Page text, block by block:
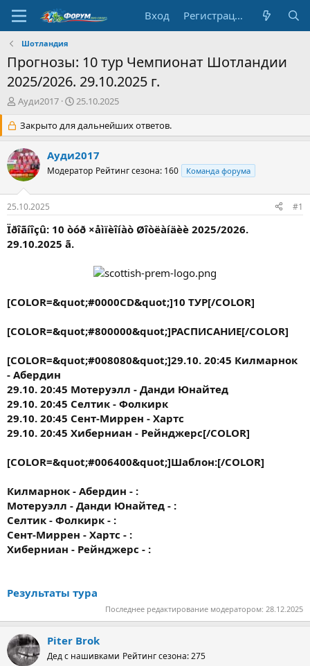
Вход Регистрация
Шотландия
Прогнозы: 10 тур Чемпионат Шотландии
2025/2026. 29.10.2025 г.
А
т
о
р
т
е
м
Ауди2017
Д
т
а
н
а
ч
а
25.10.2025
Закрыто для дальнейших ответов.
Ауди2017
Модератор Рейтинг сезона: 160 Команда форума
25.10.2025 #1
Ïðîãíîçû: 10 òóð ×åìïèîíàò Øîòëàíäèè 2025/2026.
29.10.2025 ã.
[COLOR=&quot;#0000CD&quot;]10 ТУР[/COLOR]
[COLOR=&quot;#800000&quot;]РАСПИСАНИЕ[/COLOR]
[COLOR=&quot;#008080&quot;]29.10. 20:45 Килмарнок
- Абердин
29.10. 20:45 Мотеруэлл - Данди Юнайтед
29.10. 20:45 Селтик - Фолкирк
29.10. 20:45 Сент-Миррен - Хартс
29.10. 20:45 Хиберниан - Рейнджерс[/COLOR]
[COLOR=&quot;#006400&quot;]Шаблон:[/COLOR]
Килмарнок - Абердин - :
Мотеруэлл - Данди Юнайтед - :
Селтик - Фолкирк - :
Сент-Миррен - Хартс - :
Хиберниан - Рейнджерс - :
Результаты тура
Последнее редактирование модератором: 28.12.2025
Piter Brok
Дед с нашивками Рейтинг сезона: 275